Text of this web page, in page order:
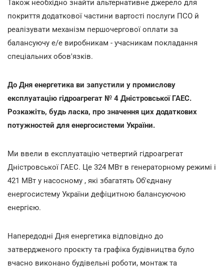
Також необхідно знайти альтернативне джерело для
покриття додаткової частини вартості послуги ПСО й
реалізувати механізм першочергової оплати за
балансуючу е/е виробникам - учасникам покладання
спеціальних обов'язків.
До Дня енергетика ви запустили у промислову
експлуатацію гідроагрегат № 4 Дністровської ГАЕС.
Розкажіть, будь ласка, про значення цих додаткових
потужностей для енергосистеми України.
Ми ввели в експлуатацію четвертий гідроагрегат
Дністровської ГАЕС. Це 324 МВт в генераторному режимі і
421 МВт у насосному , які збагатять Об'єднану
енергосистему України дефіцитною балансуючою
енергією.
Напередодні Дня енергетика відповідно до
затвердженого проєкту та графіка будівництва було
вчасно виконано будівельні роботи, монтаж та